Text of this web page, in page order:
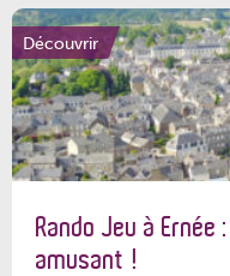
Découvrir
Rando Jeu à
amusant !